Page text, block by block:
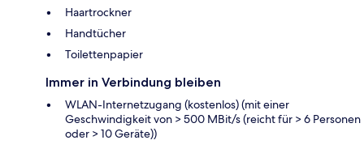
Haartrockner
Handtücher
Toilettenpapier
Immer in Verbindung bleiben
WLAN-Internetzugang (kostenlos) (mit einer
Geschwindigkeit von > 500 MBit/s (reicht für > 6 Personen
oder > 10 Geräte))